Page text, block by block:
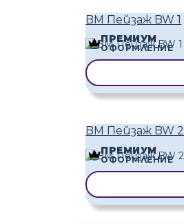
BM Пейзаж BW 1
ПРЕМИУМ
ОФОРМЛЕНИЕ
BM Пейзаж BW 2
ПРЕМИУМ
ОФОРМЛЕНИЕ